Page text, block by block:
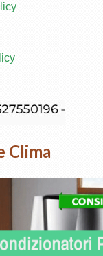
Clima